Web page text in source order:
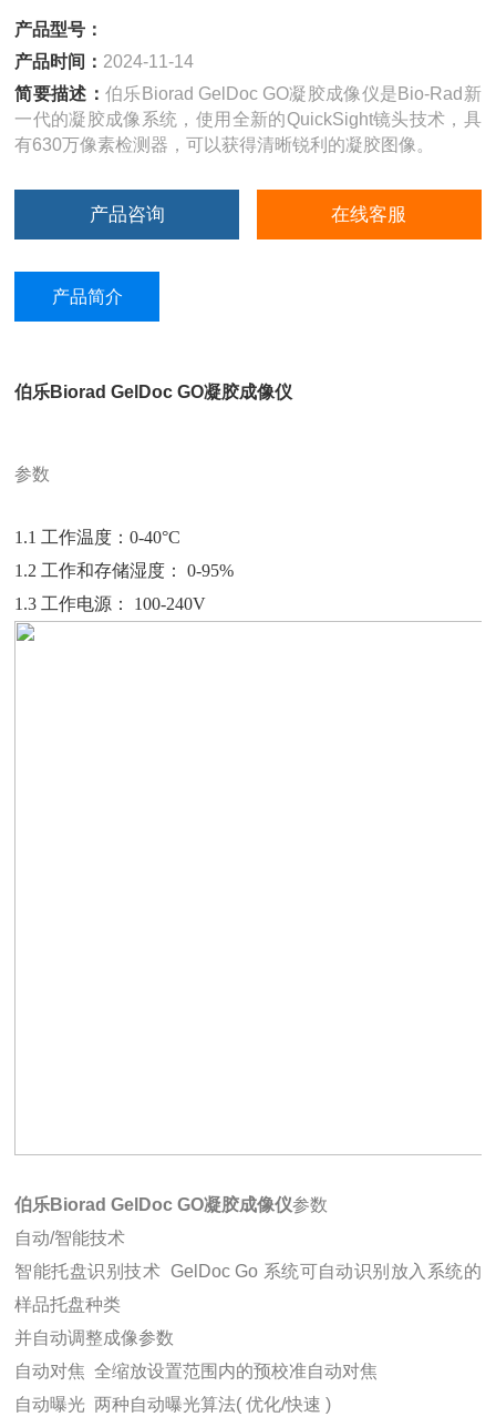
产品型号：
产品时间： 2024-11-14
简要描述： 伯乐Biorad GelDoc GO凝胶成像仪是Bio-Rad新
一代的凝胶成像系统，使用全新的QuickSight镜头技术，具
有630万像素检测器，可以获得清晰锐利的凝胶图像。
产品咨询 在线客服
产品简介
伯乐Biorad GelDoc GO凝胶成像仪
参数
1.1 工作温度：0-40°C
1.2 工作和存储湿度： 0-95%
1.3 工作电源： 100-240V
伯乐Biorad GelDoc GO凝胶成像仪参数
自动/智能技术
智能托盘识别技术  GelDoc Go 系统可自动识别放入系统的
样品托盘种类
并自动调整成像参数
自动对焦  全缩放设置范围内的预校准自动对焦
自动曝光  两种自动曝光算法( 优化/快速 )